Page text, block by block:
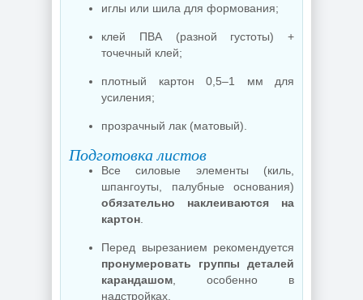
иглы или шила для формования;
клей ПВА (разной густоты) +
точечный клей;
плотный картон 0,5–1 мм для
усиления;
прозрачный лак (матовый).
Подготовка листов
Все силовые элементы (киль,
шпангоуты, палубные основания)
обязательно наклеиваются на
картон
Перед вырезанием рекомендуется
пронумеровать группы деталей
карандашом , особенно в
надстройках.